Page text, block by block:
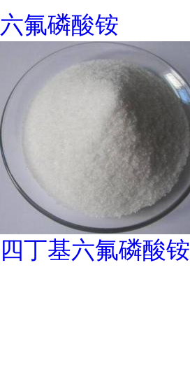
六氟磷酸铵
四丁基六氟磷酸铵